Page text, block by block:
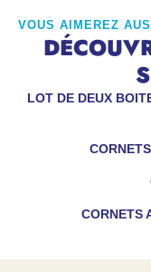
VOUS AIMEREZ
LOT DE DEUX
CORNETS